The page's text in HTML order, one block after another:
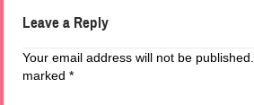
Leave a Reply
Your email address will not be published.
marked*